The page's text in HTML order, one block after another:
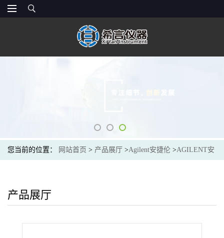
您当前的位置： 网站首页 > 产品展厅 >Agilent安捷伦 >AGILENT安
程,1mL
产品展厅